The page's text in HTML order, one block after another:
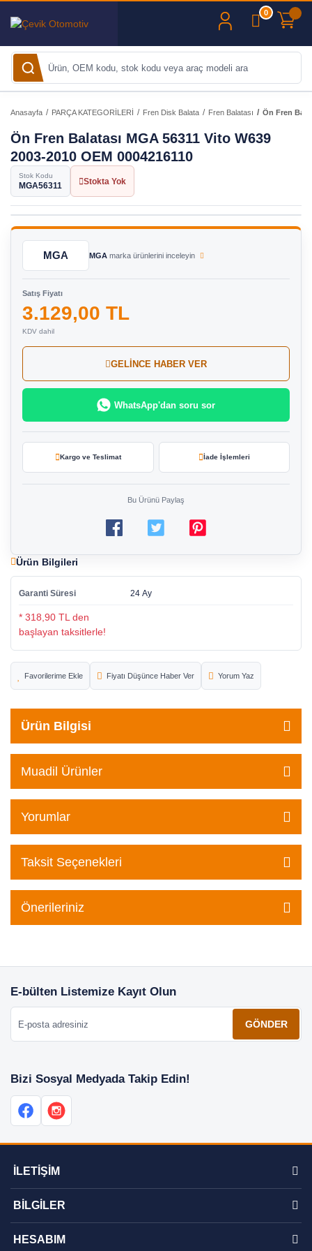
0
Anasayfa PARÇA KATEGORİLERİ Fren Disk Balata Fren Balatası Ön Fren
Ön Fren Balatası MGA 56311 Vito W639
2003-2010 OEM 0004216110
Stok Kodu
MGA56311 Stokta Yok
Ürün Bilgileri
Garanti Süresi 24 Ay
* 318,90 TL den
başlayan taksitlerle!
Fiyatı Düşünce Haber Ver Yorum Yaz
MGA MGA marka ürünlerini inceleyin
Satış Fiyatı
3.129,00 TL
KDV dahil
GELİNCE HABER VER
WhatsApp'dan soru sor
Kargo ve Teslimat İade İşlemleri
Bu Ürünü Paylaş
Ürün Bilgisi
Muadil Ürünler
Yorumlar
Taksit Seçenekleri
Önerileriniz
E-bülten Listemize Kayıt Olun
GÖNDER
Bizi Sosyal Medyada Takip Edin!
İLETİŞİM
BİLGİLER
HESABIM